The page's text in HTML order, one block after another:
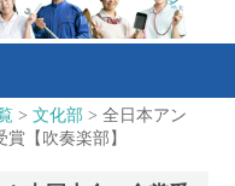
>文化部 > 全日本アン
【吹奏楽部】